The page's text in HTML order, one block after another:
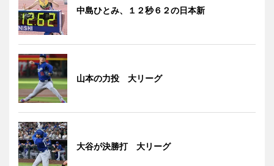
中島ひとみ、１２秒６２の日本新
山本の力投 大リーグ
大谷が決勝打 大リーグ